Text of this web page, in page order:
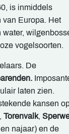
is inmiddels
van Europa. Het
vogelsoorten.
De
laten zien.
kansen
, Torenvalk,
najaar) en de